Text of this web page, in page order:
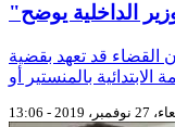
الداخلية يوضح
القضاء قد تعهد بقضية
2019 - 13:06